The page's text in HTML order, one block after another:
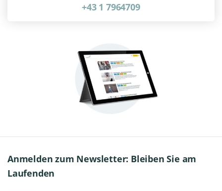
+43 1 7964709
Anmelden zum Newsletter: Bleiben Sie am
Laufenden